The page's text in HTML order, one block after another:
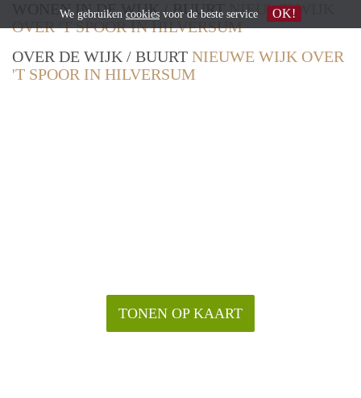
WONEN IN DE WIJK / BUURTNIEUWE WIJK
OVER 'T SPOOR IN HILVERSUM
OVER DE WIJK / BUURT NIEUWE WIJK OVER
'T SPOOR IN HILVERSUM
TONEN OP KAART
We gebruiken cookies voor de beste service OK!